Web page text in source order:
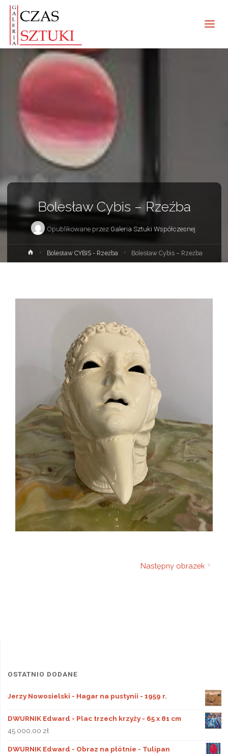
Bolesław Cybis – Rzeźba
Opublikowane przez Galeria Sztuki Współczesnej
Strona
główna
Bolesław CYBIS - Rzeźba Bolesław Cybis – Rzeźba
Następny obrazek
OSTATNIO DODANE
Jerzy Nowosielski - Hagar na pustynii - 1959 r.
DWURNIK Edward - Plac trzech krzyży - 65 x 81 cm
45 000,00 zł
DWURNIK Edward - Obraz na płótnie - Tulipan